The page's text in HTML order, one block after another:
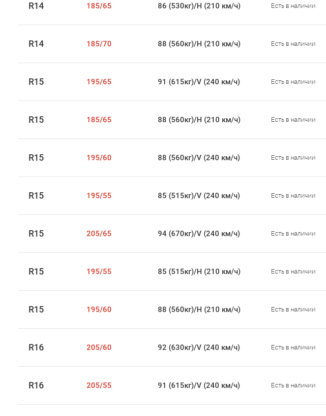
R14 185/65 86 (530кг)/H (210 км/ч) Есть в наличии
R14 185/70 88 (560кг)/H (210 км/ч) Есть в наличии
R15 195/65 91 (615кг)/V (240 км/ч) Есть в наличии
R15 185/65 88 (560кг)/H (210 км/ч) Есть в наличии
R15 195/60 88 (560кг)/V (240 км/ч) Есть в наличии
R15 195/55 85 (515кг)/V (240 км/ч) Есть в наличии
R15 205/65 94 (670кг)/V (240 км/ч) Есть в наличии
R15 195/55 85 (515кг)/H (210 км/ч) Есть в наличии
R15 195/60 88 (560кг)/H (210 км/ч) Есть в наличии
R16 205/60 92 (630кг)/V (240 км/ч) Есть в наличии
R16 205/55 91 (615кг)/V (240 км/ч) Есть в наличии